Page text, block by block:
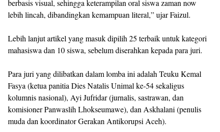
berbasis visual, sehingga keterampilan oral siswa zaman now
lebih lincah, dibandingkan kemampuan literal,” ujar Faizul.
Lebih lanjut artikel yang masuk dipilih 25 terbaik untuk kategori
mahasiswa dan 10 siswa, sebelum diserahkan kepada para juri.
Para juri yang dilibatkan dalam lomba ini adalah Teuku Kemal
Fasya (ketua panitia Dies Natalis Unimal ke-54 sekaligus
kolumnis nasional), Ayi Jufridar (jurnalis, sastrawan, dan
komisioner Panwaslih Lhokseumawe), dan Askhalani (penulis
muda dan koordinator Gerakan Antikorupsi Aceh).